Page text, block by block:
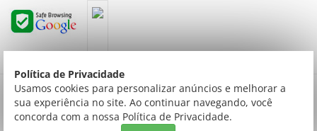
Política de Privacidade
Usamos cookies para personalizar anúncios e melhorar a
sua experiência no site. Ao continuar navegando, você
concorda com a nossa Política de Privacidade.
Preços válidos para consumidor final não contribuinte. Preços exclusivos para compras
via internet.
© Todos os direitos reservados | Creative Cópias LTDA | Av. ingás, 2314 Setor Comercial
| Sinop/MT | 78550-092 | Tel: (066) 3520-9000 | CNPJ: 03.769.753/0001-54